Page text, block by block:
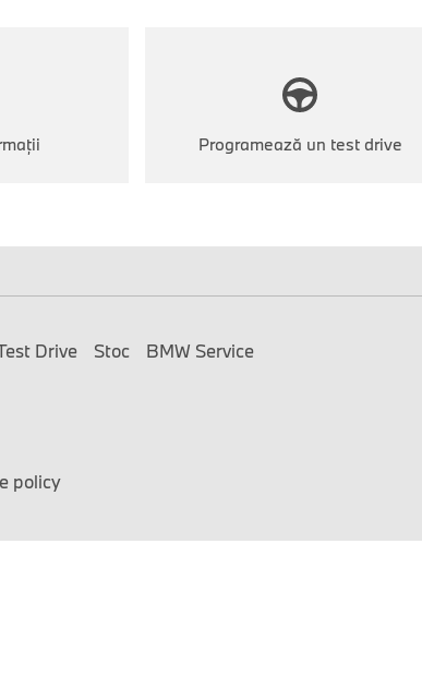
Programează un test drive
Drive Stoc
BMW Service
policy